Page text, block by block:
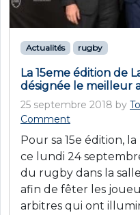
Actualités rugby
La 15eme édition de
désignée le meilleur
25 septembre 2018 by
Comment
Pour sa 15e édition,
ce lundi 24
du rugby dans la
afin de fêter les
arbitres qui ont